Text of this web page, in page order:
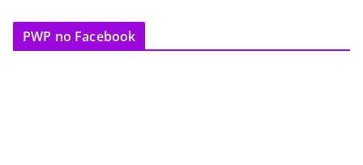
PWP no Facebook